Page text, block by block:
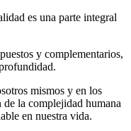
es una parte integral
y complementarios,
mismos y en los
la complejidad humana
en nuestra vida.